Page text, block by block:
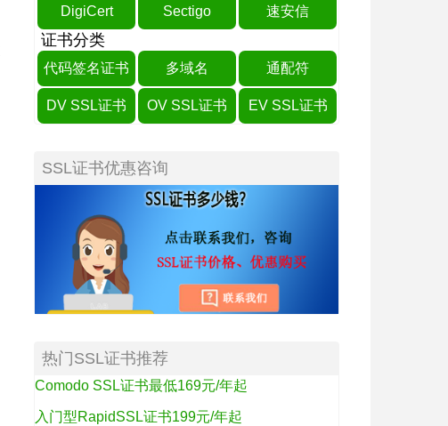
DigiCert Sectigo 速安信
证书分类
代码签名证书 多域名 通配符
DV SSL证书 OV SSL证书 EV SSL证书
SSL证书优惠咨询
热门SSL证书推荐
Comodo SSL证书最低169元/年起
入门型RapidSSL证书199元/年起